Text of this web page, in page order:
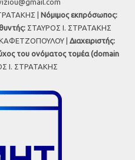
| Νόμιμος εκπρόσωπος:
ΣΤΑΥΡΟΣ Ι. ΣΤΡΑΤΑΚΗΣ
| Διαχειριστής:
του ονόματος τομέα (domain
Ι. ΣΤΡΑΤΑΚΗΣ